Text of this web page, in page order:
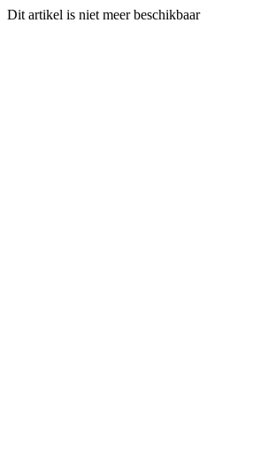
Dit artikel is niet meer beschikbaar